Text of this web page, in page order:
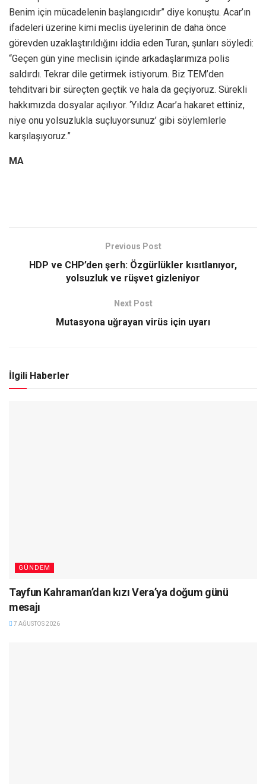
Benim için mücadelenin başlangıcıdır” diye konuştu. Acar’ın
ifadeleri üzerine kimi meclis üyelerinin de daha önce
görevden uzaklaştırıldığını iddia eden Turan, şunları söyledi:
“Geçen gün yine meclisin içinde arkadaşlarımıza polis
saldırdı. Tekrar dile getirmek istiyorum. Biz TEM’den
tehditvari bir süreçten geçtik ve hala da geçiyoruz. Sürekli
hakkımızda dosyalar açılıyor. ‘Yıldız Acar’a hakaret ettiniz,
niye onu yolsuzlukla suçluyorsunuz’ gibi söylemlerle
karşılaşıyoruz.”
MA
Previous Post
HDP ve CHP’den şerh: Özgürlükler kısıtlanıyor,
yolsuzluk ve rüşvet gizleniyor
Next Post
Mutasyona uğrayan virüs için uyarı
İlgili Haberler
GÜNDEM
Tayfun Kahraman’dan kızı Vera’ya doğum günü
mesajı
7 AĞUSTOS 2026